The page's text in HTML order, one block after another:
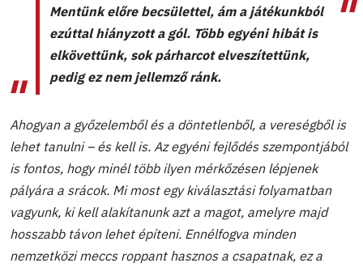
Mentünk előre becsülettel, ám a játékunkból
ezúttal hiányzott a gól. Több egyéni hibát is
elkövettünk, sok párharcot elveszítettünk,
pedig ez nem jellemző ránk.
Ahogyan a győzelemből és a döntetlenből, a vereségből is
lehet tanulni – és kell is. Az egyéni fejlődés szempontjából
is fontos, hogy minél több ilyen mérkőzésen lépjenek
pályára a srácok. Mi most egy kiválasztási folyamatban
vagyunk, ki kell alakítanunk azt a magot, amelyre majd
hosszabb távon lehet építeni. Ennélfogva minden
nemzetközi meccs roppant hasznos a csapatnak, ez a